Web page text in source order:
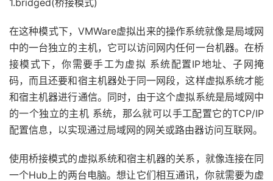
1.bridged(桥接模式)
在这种模式下，VMWare虚拟出来的操作系统就像是局域网
中的一台独立的主机，它可以访问网内任何一台机器。在桥
接模式下，你需要手工为虚拟 系统配置IP地址、子网掩
码，而且还要和宿主机器处于同一网段，这样虚拟系统才能
和宿主机器进行通信。同时，由于这个虚拟系统是局域网中
的一个独立的主机 系统，那么就可以手工配置它的TCP/IP
配置信息，以实现通过局域网的网关或路由器访问互联网。
使用桥接模式的虚拟系统和宿主机器的关系，就像连接在同
一个Hub上的两台电脑。想让它们相互通讯，你就需要为虚